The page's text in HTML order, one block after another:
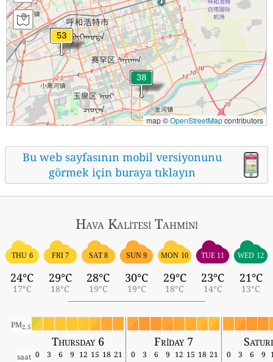
map ©OpenStreetMapcontributors
Bu web sayfasının mobil versiyonunu
görmek için buraya tıklayın
Hava Kalitesi Tahmini
THU 6
24°C
17°C
FRI 7
29°C
18°C
SAT 8
28°C
19°C
SUN 9
30°C
19°C
MON 10
29°C
18°C
TUE 11
23°C
14°C
WED 12
21°C
13°C
PM2.5
Thursday 6 Friday 7
saat 0 3 6 9 12 15 18 21 0 3 6 9 12 15 18 21 0 3 6 9